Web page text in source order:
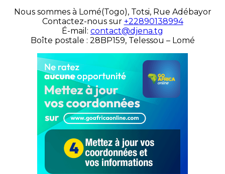
Nous sommes à Lomé(Togo), Totsi, Rue Adébayor
Contactez-nous sur +22890138994
É-mail: contact@djena.tg
Boîte postale : 28BP159, Telessou – Lomé